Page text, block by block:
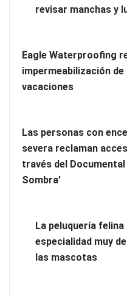
Más allá de la crema solar:
y lunares
Eagle Waterproofing
revisar manchas y
Eagle Waterproofing
impermeabilización
vacaciones
Las personas con
severa reclaman
través del Documental
Sombra’
La peluquería
especialidad muy
las mascotas